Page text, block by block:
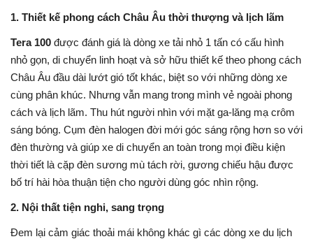
1. Thiết kế phong cách Châu Âu thời thượng và lịch lãm
Tera 100 được đánh giá là dòng xe tải nhỏ 1 tấn có cấu hình
nhỏ gọn, di chuyển linh hoạt và sở hữu thiết kế theo phong cách
Châu Âu đầu dài lướt gió tốt khác, biệt so với những dòng xe
cùng phân khúc. Nhưng vẫn mang trong mình vẻ ngoài phong
cách và lịch lãm. Thu hút người nhìn với mặt ga-lăng mạ crôm
sáng bóng. Cụm đèn halogen đời mới góc sáng rộng hơn so với
đèn thường và giúp xe di chuyển an toàn trong mọi điều kiện
thời tiết là cặp đèn sương mù tách rời, gương chiếu hậu được
bố trí hài hòa thuận tiện cho người dùng góc nhìn rộng.
2. Nội thất tiện nghi, sang trọng
Đem lại cảm giác thoải mái không khác gì các dòng xe du lịch